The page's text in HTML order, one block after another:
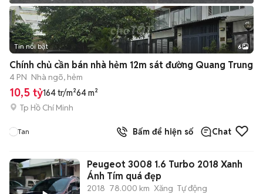
+2
Tin nổi bật 6
Chính chủ cần bán nhà hẻm 12m sát đường Quang Trung
4 PN Nhà ngõ, hẻm
10,5 tỷ164 tr/m²64 m²
Tp Hồ Chí Minh
Tan Bấm để hiện số Chat
Peugeot 3008 1.6 Turbo 2018 Xanh
Ánh Tím quá đẹp
2018 78.000 km Xăng Tự động